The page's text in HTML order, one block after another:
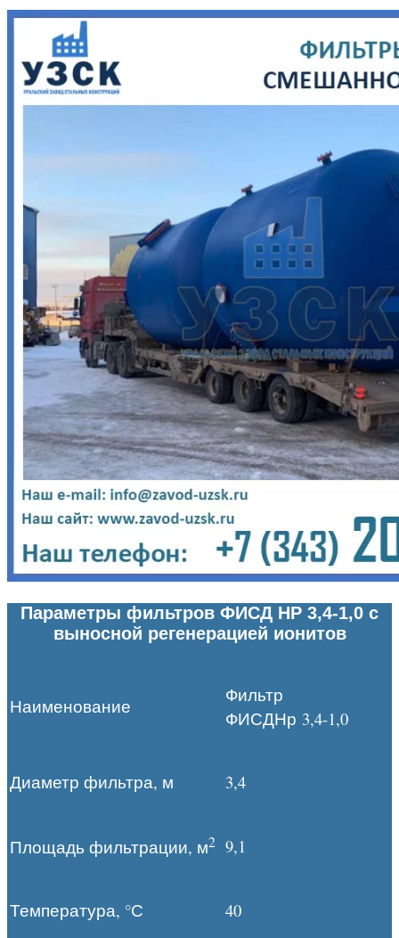
Параметры фильтров ФИСД НР 3,4-1,0 с
выносной регенерацией ионитов
Наименование
Фильтр
ФИСДНр 3,4-1,0
Диаметр фильтра, м 3,4
Площадь фильтрации, м2 9,1
Температура, °С 40